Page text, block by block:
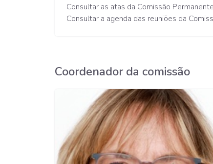
Consultar as atas da Comissão
Consultar a agenda das reuniões da
Coordenador da comissão